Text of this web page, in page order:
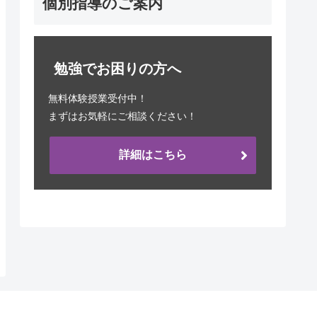
勉強でお困りの方へ
無料体験授業受付中！
まずはお気軽にご相談ください！
詳細はこちら